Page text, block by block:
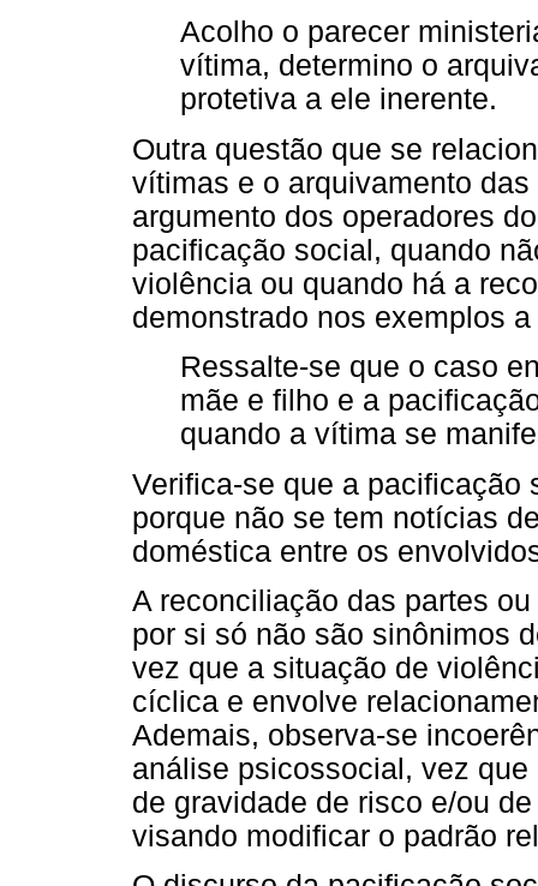
Acolho o parecer
vítima, determino o
protetiva a ele inerente.
Outra questão que se
vítimas e o arquivamento
argumento dos operadores
pacificação social, quando
violência ou quando há a
demonstrado nos exemplos
Ressalte-se que o caso
mãe e filho e a
quando a vítima se
Verifica-se que a pacificação
porque não se tem notícias
doméstica entre os
A reconciliação das partes
por si só não são sinônimos
vez que a situação de
cíclica e envolve
Ademais, observa-se
análise psicossocial, vez
de gravidade de risco e/ou
visando modificar o padrão